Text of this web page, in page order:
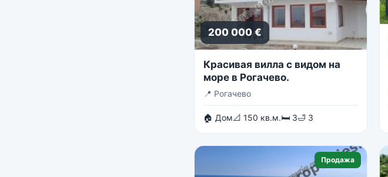
200 000 €
Красивая вилла с видом на
море в Рогачево.
📍 Рогачево
🏠 Дом📐 150 кв.м.🛏 3🛁 3
Продажа